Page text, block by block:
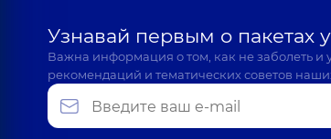
Узнавай первым о пакетах
Важна информация о том, как не заболеть и
рекомендаций и тематических советов